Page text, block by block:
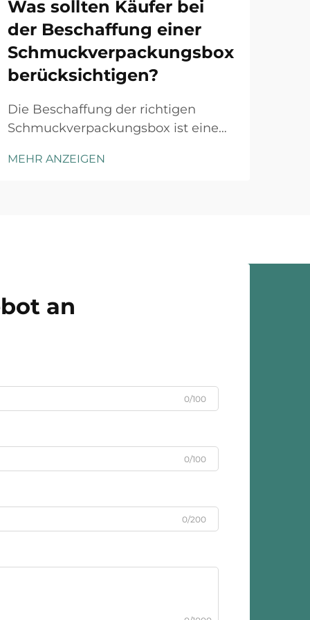
Was sollten Käufer bei
der Beschaffung einer
Schmuckverpackungsbox
berücksichtigen?
Die Beschaffung der richtigen
Schmuckverpackungsbox ist eine
unmittelbar auf die
Konstruktionsvarianten...
MEHR ANZEIGEN
an
0/100
0/100
0/200